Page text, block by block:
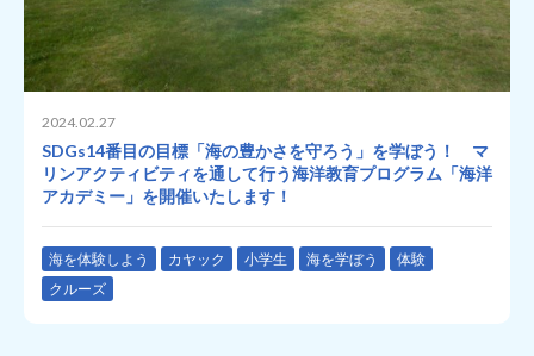
2024.02.27
SDGs14番目の目標「海の豊かさを守ろう」を学ぼう！ マ
リンアクティビティを通して行う海洋教育プログラム「海洋
アカデミー」を開催いたします！
海を体験しよう カヤック 小学生 海を学ぼう
体験
クルーズ